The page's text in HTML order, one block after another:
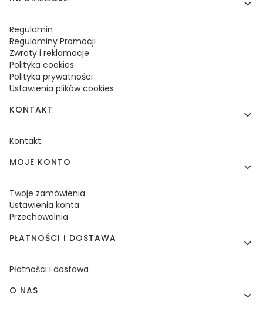
Regulamin
Regulaminy Promocji
Zwroty i reklamacje
Polityka cookies
Polityka prywatności
Ustawienia plików cookies
KONTAKT
Kontakt
MOJE KONTO
Twoje zamówienia
Ustawienia konta
Przechowalnia
PŁATNOŚCI I DOSTAWA
Płatności i dostawa
O NAS